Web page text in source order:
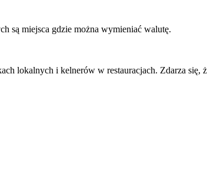
są miejsca gdzie można wymieniać walutę.
lokalnych i kelnerów w restauracjach. Zdarza się,